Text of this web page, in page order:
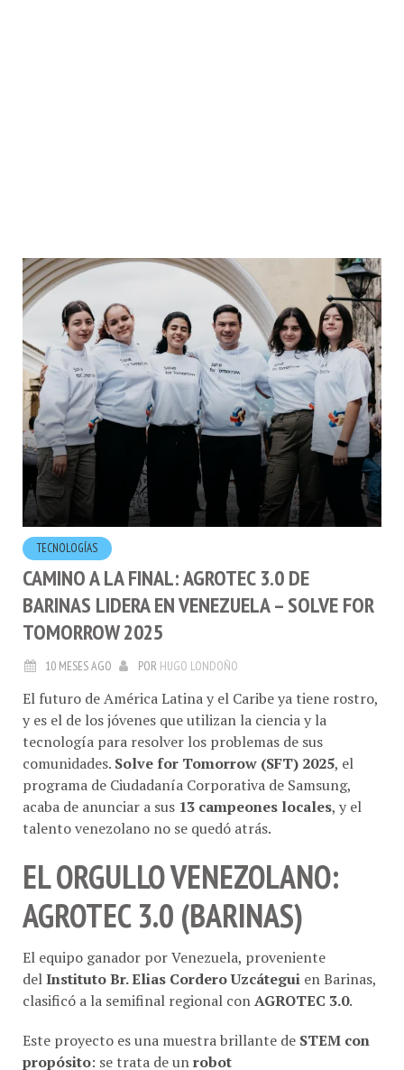
TECNOLOGÍ­AS
CAMINO A LA FINAL: AGROTEC 3.0 DE
BARINAS LIDERA EN VENEZUELA – SOLVE FOR
TOMORROW 2025
10 MESES AGO PORHUGO LONDOÑO
El futuro de América Latina y el Caribe ya tiene rostro,
y es el de los jóvenes que utilizan la ciencia y la
tecnología para resolver los problemas de sus
comunidades.Solve for Tomorrow (SFT) 2025
programa de Ciudadanía Corporativa de Samsung,
acaba de anunciar a sus13 campeones locales, y el
talento venezolano no se quedó atrás.
EL ORGULLO VENEZOLANO:
AGROTEC 3.0 (BARINAS)
El equipo ganador por Venezuela, proveniente
delInstituto Br. Elias Cordero Uzcáteguien Barinas,
clasificó a la semifinal regional conAGROTEC 3.0.
propósito: se trata de unrobot
multifuncionaldiseñado para mejorar la agricultura